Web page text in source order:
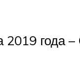
года